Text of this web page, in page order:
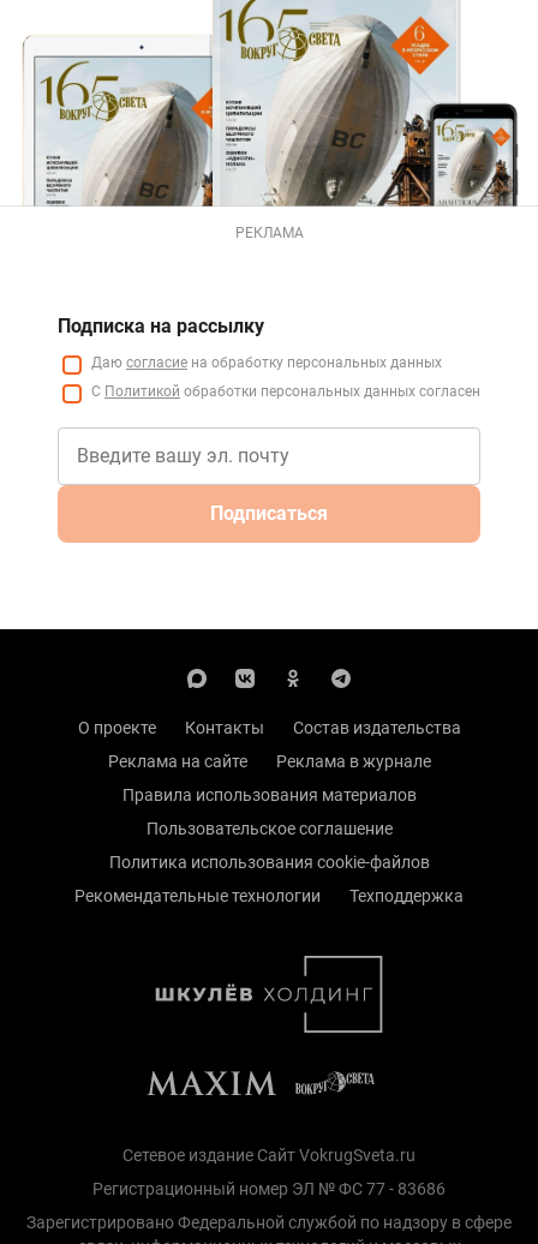
РЕКЛАМА
Подписка на рассылку
Даю согласие на обработку персональных данных
С Политикой обработки персональных данных согласен
Подписаться
О проекте Контакты
Состав издательства
Реклама на сайте
Реклама в журнале
Правила использования материалов
Пользовательское соглашение
Политика использования cookie-файлов
Рекомендательные технологии
Техподдержка
Сетевое издание Сайт VokrugSveta.ru
Регистрационный номер ЭЛ № ФС 77 - 83686
Зарегистрировано Федеральной службой по надзору в сфере